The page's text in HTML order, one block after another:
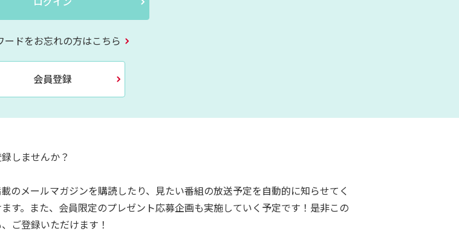
ードをお忘れの方はこちら
会員登録
しませんか？
のメールマガジンを購読したり、見たい番組の放送予定を自動的に知らせてく
す。また、会員限定のプレゼント応募企画も実施していく予定です！是非この
ご登録いただけます！